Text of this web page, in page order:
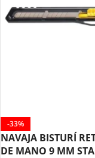
-33%
NAVAJA BISTURÍ
DE MANO 9 MM